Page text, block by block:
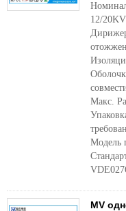
12/20KV
Макс.
Модель
MV